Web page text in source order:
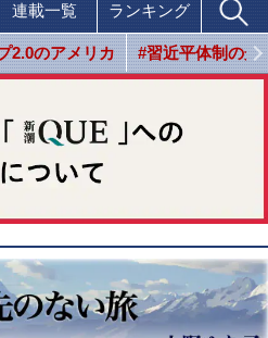
連載一覧 ランキング
2.0のアメリカ #習近平体制の光